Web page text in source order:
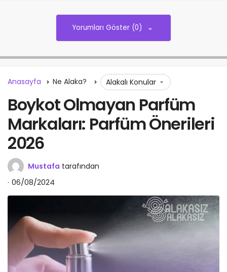
Yorumları Göster (0)
Anasayfa Ne Alaka? Alakalı Konular
Boykot Olmayan Parfüm
Markaları: Parfüm Önerileri
2026
Mustafa tarafından
06/08/2024